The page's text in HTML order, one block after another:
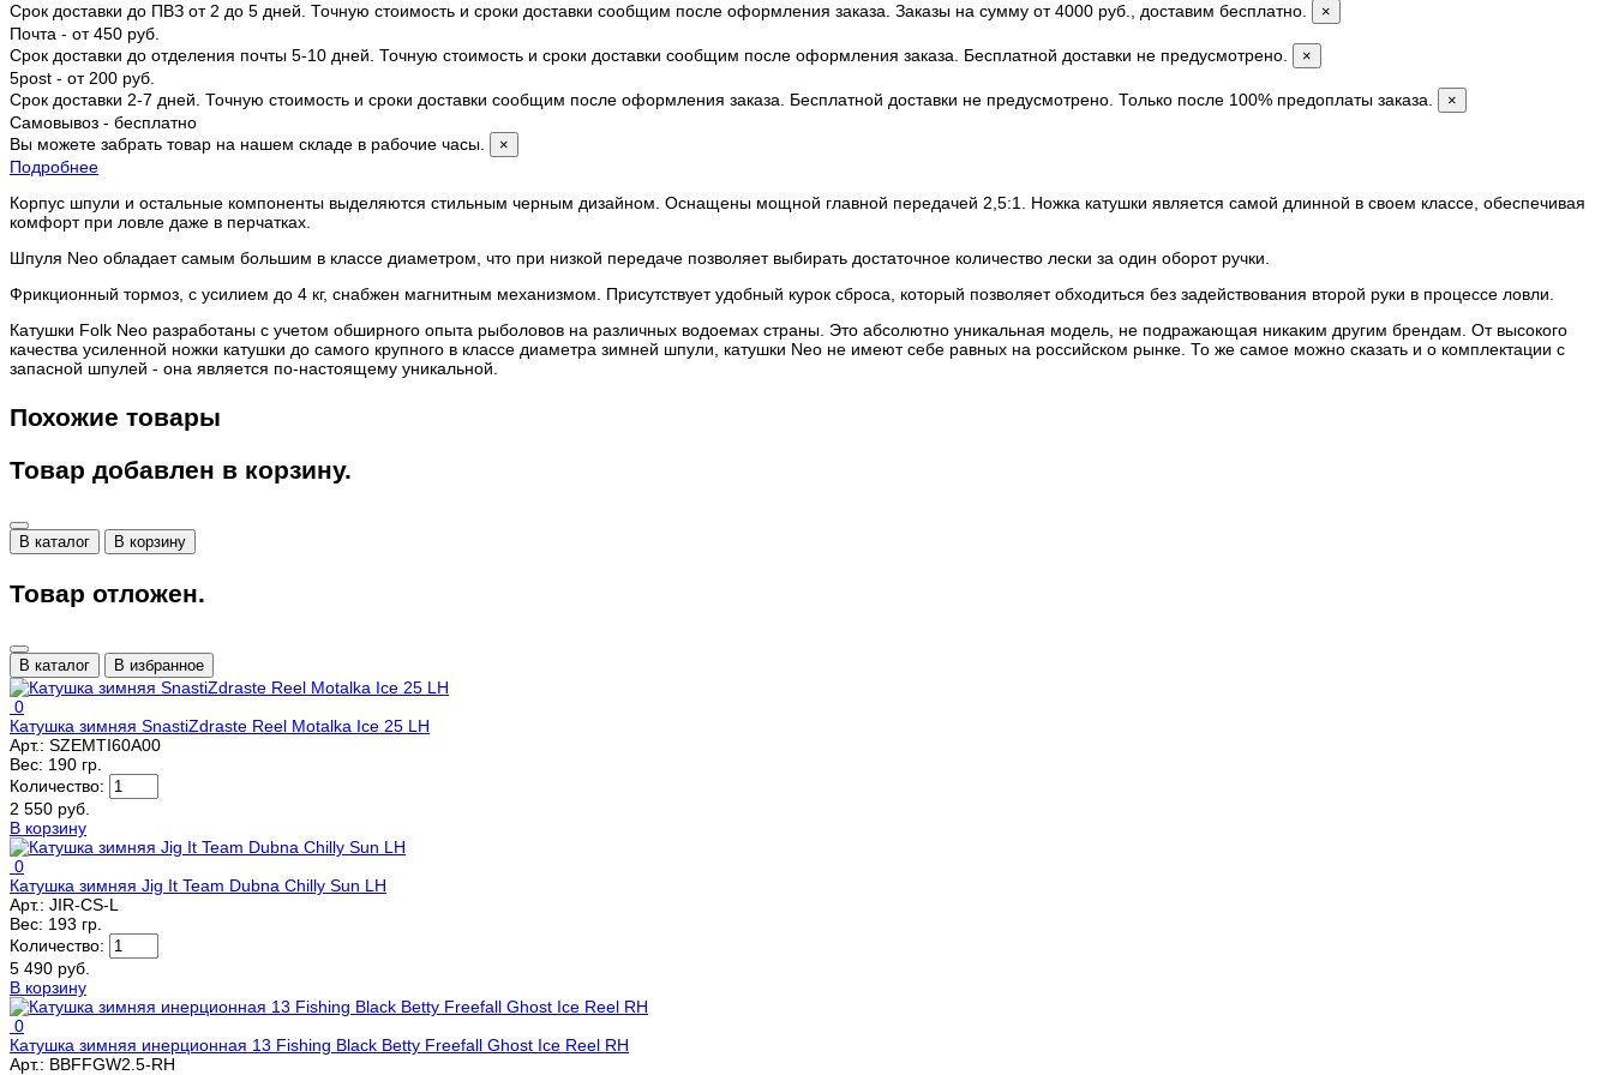
Срок доставки до ПВЗ от 2 до 5 дней. Точную стоимость и сроки доставки сообщим после оформления заказа. Заказы на сумму от 4000 руб., доставим бесплатно. ×
Почта - от 450 руб.
Срок доставки до отделения почты 5-10 дней. Точную стоимость и сроки доставки сообщим после оформления заказа. Бесплатной доставки не предусмотрено.
×
5post - от 200 руб.
Срок доставки 2-7 дней. Точную стоимость и сроки доставки сообщим после оформления заказа. Бесплатной доставки не предусмотрено. Только после 100% предоплаты заказа.
×
Самовывоз - бесплатно
Вы можете забрать товар на нашем складе в рабочие часы.
×
Подробнее
Корпус шпули и остальные компоненты выделяются стильным черным дизайном. Оснащены мощной главной передачей 2,5:1. Ножка катушки является самой длинной в своем классе, обеспечивая
комфорт при ловле даже в перчатках.
Шпуля Neo обладает самым большим в классе диаметром, что при низкой передаче позволяет выбирать достаточное количество лески за один оборот ручки.
Фрикционный тормоз, с усилием до 4 кг, снабжен магнитным механизмом. Присутствует удобный курок сброса, который позволяет обходиться без задействования второй руки в процессе ловли.
Катушки Folk Neo разработаны с учетом обширного опыта рыболовов на различных водоемах страны. Это абсолютно уникальная модель, не подражающая никаким другим брендам. От высокого
качества усиленной ножки катушки до самого крупного в классе диаметра зимней шпули, катушки Neo не имеют себе равных на российском рынке. То же самое можно сказать и о комплектации с
запасной шпулей - она является по-настоящему уникальной.
Похожие товары
Товар добавлен в корзину.
В каталог В корзину
Товар отложен.
В каталог В избранное
0
Катушка зимняя SnastiZdraste Reel Motalka Ice 25 LH
Арт.: SZEMTI60A00
Вес: 190 гр.
Количество:
2 550 руб.
В корзину
0
Катушка зимняя Jig It Team Dubna Chilly Sun LH
Арт.: JIR-CS-L
Вес: 193 гр.
Количество:
5 490 руб.
В корзину
0
Катушка зимняя инерционная 13 Fishing Black Betty Freefall Ghost Ice Reel RH
Арт.: BBFFGW2.5-RH